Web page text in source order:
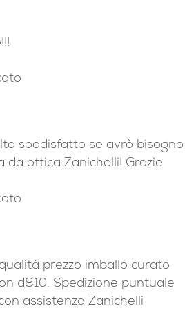
soddisfatto se avrò bisogno
da ottica Zanichelli! Grazie
prezzo imballo curato
d810. Spedizione puntuale
assistenza Zanichelli